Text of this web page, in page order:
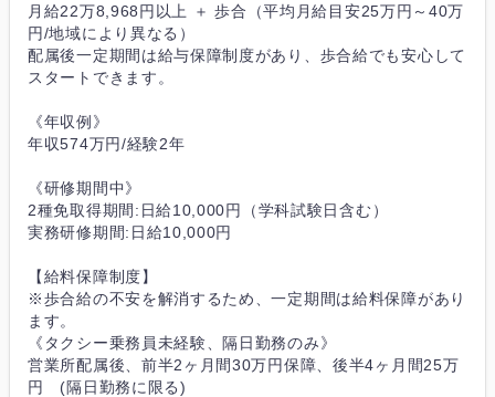
月給22万8,968円以上 ＋ 歩合（平均月給目安25万円～40万
円/地域により異なる）
配属後一定期間は給与保障制度があり、歩合給でも安心して
スタートできます。
《年収例》
年収574万円/経験2年
《研修期間中》
2種免取得期間:日給10,000円（学科試験日含む）
実務研修期間:日給10,000円
【給料保障制度】
※歩合給の不安を解消するため、一定期間は給料保障があり
ます。
《タクシー乗務員未経験、隔日勤務のみ》
営業所配属後、前半2ヶ月間30万円保障、後半4ヶ月間25万
円 (隔日勤務に限る)